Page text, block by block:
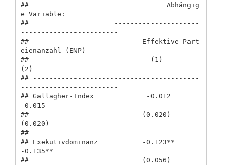
##                                  Abhängig
e Variable:
##                     ---------------------
------------------------
##                            Effektive Part
eienanzahl (ENP)
##                              (1)
(2)
## -----------------------------------------
------------------------
## Gallagher-Index             -0.012
-0.015
##                            (0.020)
(0.020)
##
## Exekutivdominanz           -0.123**
-0.135**
##                            (0.056)